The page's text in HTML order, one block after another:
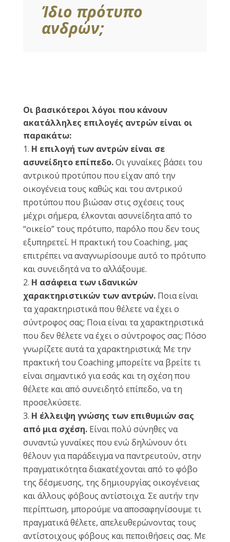
Ίδιο πρότυπο
ανδρών;
Οι βασικότεροι λόγοι που κάνουν
ακατάλληλες επιλογές αντρών είναι οι
παρακάτω:
Η επιλογή των αντρών είναι σε
ασυνείδητο επίπεδο.Οι γυναίκες βάσει του
αντρικού προτύπου που είχαν από την
οικογένεια τους καθώς και του αντρικού
πρoτύπου που βιώσαν στις σχέσεις τους
μέχρι σήμερα, έλκονται ασυνείδητα από το
“οικείο” τους πρότυπο, παρόλο που δεν τους
εξυπηρετεί. Η πρακτική του Coaching, μας
επιτρέπει να αναγνωρίσουμε αυτό το πρότυπο
και συνειδητά να το αλλάξουμε.
Η ασάφεια των ιδανικών
χαρακτηριστικών των αντρών.Ποια είναι
τα χαρακτηριστικά που θέλετε να έχει ο
σύντροφος σας; Ποια είναι τα χαρακτηριστικά
που δεν θέλετε να έχει ο σύντροφος σας; Πόσο
γνωρίζετε αυτά τα χαρακτηριστικά; Με την
πρακτική του Coaching μπορείτε να βρείτε τι
είναι σημαντικό για εσάς και τη σχέση που
θέλετε και από συνειδητό επίπεδο, να τη
προσελκύσετε.
Η έλλειψη γνώσης των επιθυμιών σας
από μια σχέση.Είναι πολύ σύνηθες να
συναντώ γυναίκες που ενώ δηλώνουν ότι
θέλουν για παράδειγμα να παντρευτούν, στην
πραγματικότητα διακατέχονται από το φόβο
της δέσμευσης, της δημιουργίας οικογένειας
και άλλους φόβους αντίστοιχα. Σε αυτήν την
περίπτωση, μπορούμε να αποσαφηνίσουμε τι
πραγματικά θέλετε, απελευθερώνοντας τους
αντίστοιχους φόβους και πεποιθήσεις σας. Με